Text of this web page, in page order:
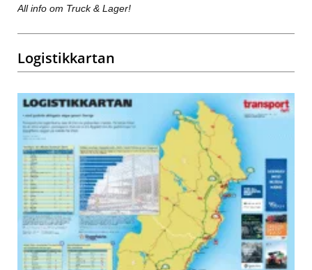
All info om Truck & Lager!
Logistikkartan